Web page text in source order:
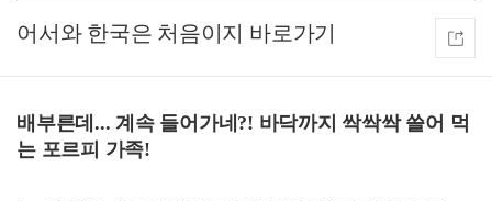
어서와 한국은 처음이지
배부른데... 계속 들어가네?! 바닥까지 싹싹싹 쓸어 먹
는 포르피 가족!